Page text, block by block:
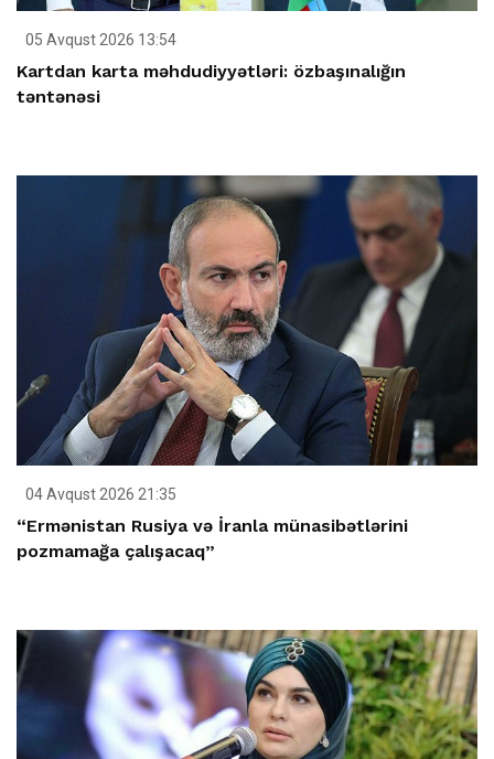
05 Avqust 2026 13:54
Kartdan karta məhdudiyyətləri: özbaşınalığın
təntənəsi
04 Avqust 2026 21:35
“Ermənistan Rusiya və İranla münasibətlərini
pozmamağa çalışacaq”